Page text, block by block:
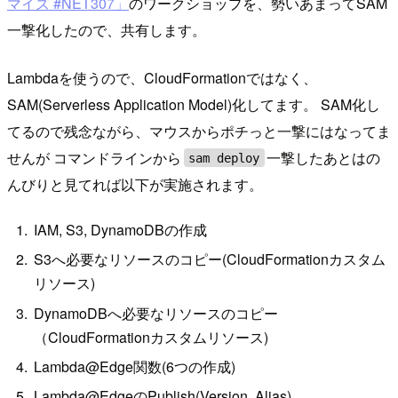
一撃化したので、共有します。
Lambdaを使うので、CloudFormationではなく、
SAM(Serverless Application Model)化してます。 SAM化し
てるので残念ながら、マウスからポチっと一撃にはなってま
せんが コマンドラインから
sam deploy 一撃したあとはの
んびりと見てれば以下が実施されます。
IAM, S3, DynamoDBの作成
S3へ必要なリソースのコピー(CloudFormationカスタム
リソース)
DynamoDBへ必要なリソースのコピー
（CloudFormationカスタムリソース)
Lambda@Edge関数(6つの作成)